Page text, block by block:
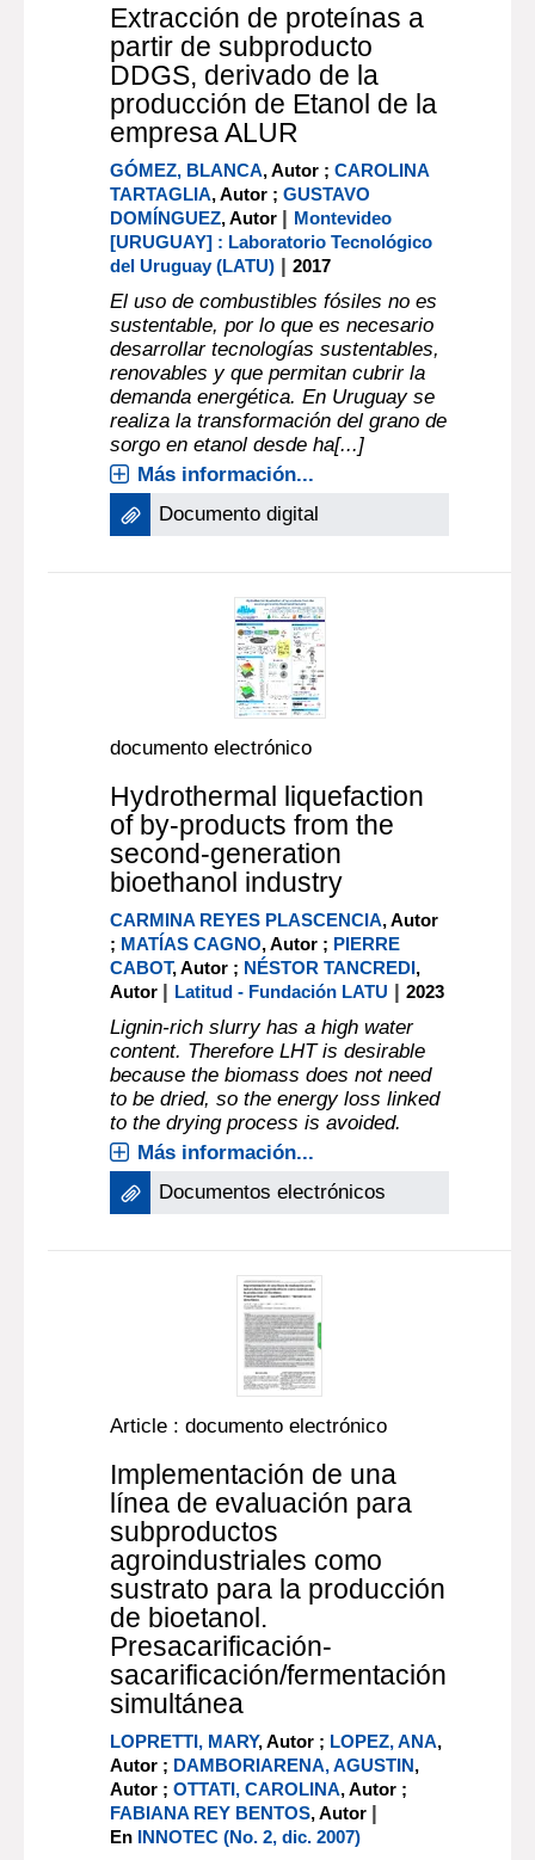
Extracción de proteínas a
partir de subproducto
DDGS, derivado de la
producción de Etanol de la
empresa ALUR
GÓMEZ, BLANCA, Autor ;CAROLINA
TARTAGLIA, Autor ;GUSTAVO
DOMÍNGUEZ, Autor | Montevideo
[URUGUAY] : Laboratorio Tecnológico
del Uruguay (LATU) |2017
El uso de combustibles fósiles no es
sustentable, por lo que es necesario
desarrollar tecnologías sustentables,
renovables y que permitan cubrir la
demanda energética. En Uruguay se
realiza la transformación del grano de
sorgo en etanol desde ha[...]
Más información...
Documento digital
documento electrónico
Hydrothermal liquefaction
of by-products from the
second-generation
bioethanol industry
CARMINA REYES PLASCENCIA, Autor
; MATÍAS CAGNO, Autor ; PIERRE
CABOT, Autor ; NÉSTOR TANCREDI,
Autor | Latitud - Fundación LATU |2023
Lignin-rich slurry has a high water
content. Therefore LHT is desirable
because the biomass does not need
to be dried, so the energy loss linked
to the drying process is avoided.
Más información...
Documentos electrónicos
Article : documento electrónico
Implementación de una
línea de evaluación para
subproductos
agroindustriales como
sustrato para la producción
de bioetanol.
Presacarificación-
sacarificación/fermentación
simultánea
LOPRETTI, MARY, Autor ; LOPEZ, ANA,
Autor ; DAMBORIARENA, AGUSTIN,
Autor ;OTTATI, CAROLINA, Autor ;
FABIANA REY BENTOS, Autor |
En INNOTEC (No. 2, dic. 2007)